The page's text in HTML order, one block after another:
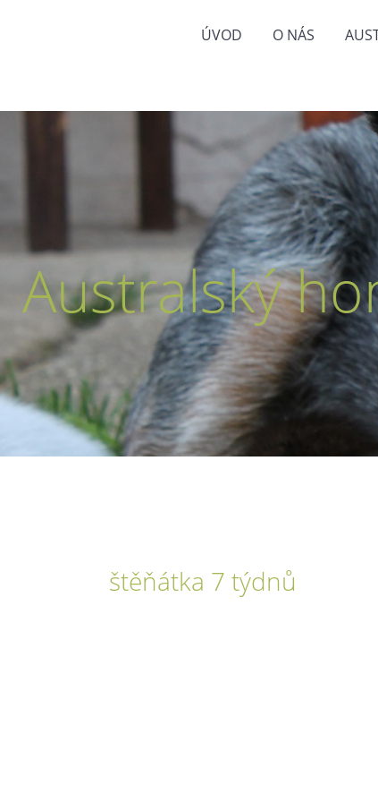
ÚVOD O NÁS
Australský
štěňátka 7 týdnů